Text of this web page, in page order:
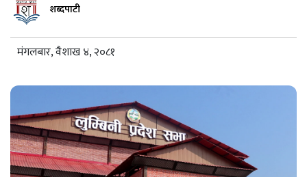
शब्दपाटी
मंगलबार, वैशाख ४, २०८१